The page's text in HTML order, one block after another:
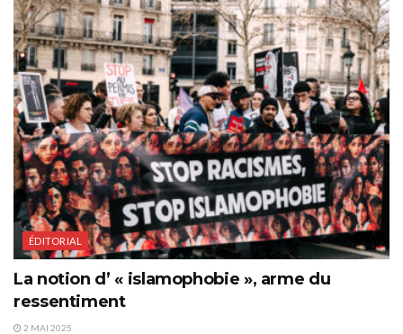
ÉDITORIAL
La notion d’ « islamophobie », arme du
ressentiment
2 MAI 2025